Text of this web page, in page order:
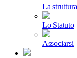
La struttura
Lo Statuto
Associarsi